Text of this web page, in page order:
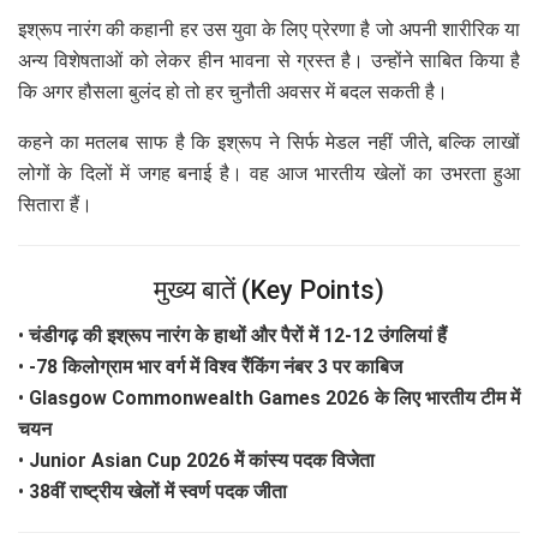
इश्रूप नारंग की कहानी हर उस युवा के लिए प्रेरणा है जो अपनी शारीरिक या
अन्य विशेषताओं को लेकर हीन भावना से ग्रस्त है। उन्होंने साबित किया है
कि अगर हौसला बुलंद हो तो हर चुनौती अवसर में बदल सकती है।
कहने का मतलब साफ है कि इश्रूप ने सिर्फ मेडल नहीं जीते, बल्कि लाखों
लोगों के दिलों में जगह बनाई है। वह आज भारतीय खेलों का उभरता हुआ
सितारा हैं।
मुख्य बातें (Key Points)
•चंडीगढ़ की इश्रूप नारंग के हाथों और पैरों में 12-12 उंगलियां हैं
• -78 किलोग्राम भार वर्ग में विश्व रैंकिंग नंबर 3 पर काबिज
• Glasgow Commonwealth Games 2026 के लिए भारतीय टीम में
चयन
• Junior Asian Cup 2026 में कांस्य पदक विजेता
• 38वीं राष्ट्रीय खेलों में स्वर्ण पदक जीता